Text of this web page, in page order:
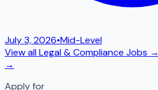
July 3, 2026•Mid-Level
View allLegal & Compliance Jobs →
→
Apply for